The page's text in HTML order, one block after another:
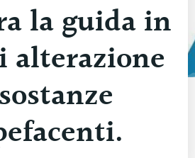
la guida in
alterazione